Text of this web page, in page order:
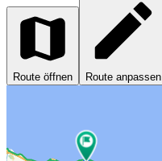
Route öffnen Route anpassen